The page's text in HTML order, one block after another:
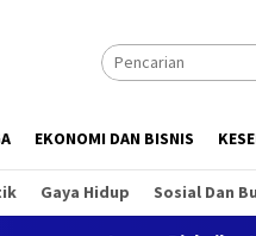
EKONOMI DAN BISNIS
Gaya Hidup Sosial Dan